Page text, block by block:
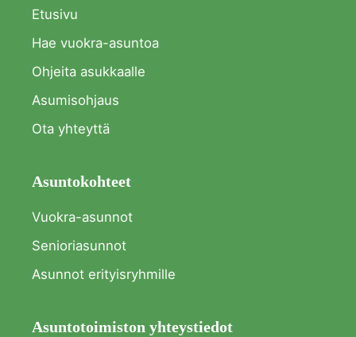
Etusivu
Hae vuokra-asuntoa
Ohjeita asukkaalle
Asumisohjaus
Ota yhteyttä
Asuntokohteet
Vuokra-asunnot
Senioriasunnot
Asunnot erityisryhmille
Asuntotoimiston yhteystiedot